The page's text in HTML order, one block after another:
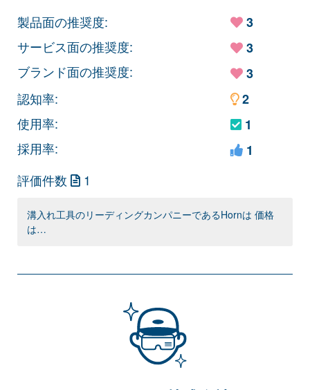
製品面の推奨度:
サービス面の推奨度:
ブランド面の推奨度:
3
3
3
認知率:
使用率:
採用率:
2
1
1
評価件数
1
溝入れ工具のリーディングカンパニーであるHornは 価格
は…